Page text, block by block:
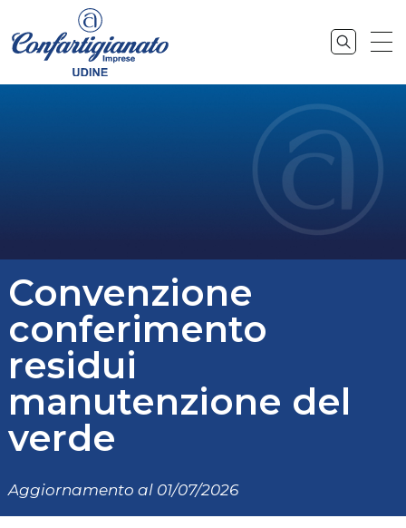
Convenzione
conferimento
residui
manutenzione del
verde
Aggiornamento al 01/07/2026